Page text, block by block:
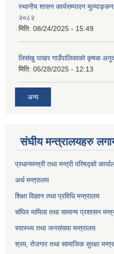
स्थानीय शासन कार्यसम्पादन
२०८२
मिति: 08/24/2025 - 15:49
लिसंखु पाखर गाउँपालिकाको कृषक
मिति: 05/28/2025 - 12:13
अन्य
संघीय मन्त्रालयहरु
प्रधानमन्त्री तथा मन्त्री परिषद्को
अर्थ मन्त्रालय
शिक्षा विज्ञान तथा प्रविधि मन्त्रालय
संघिय मामिला तथा सामान्य प्रशासन
स्वास्थ्य तथा जनसंख्या मन्त्रालय
श्रम, रोजगार तथा सामाजिक सुरक्षा